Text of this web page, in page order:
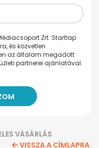
Zrt. Startlap
és közvetlen
az általam megadott
partnerei ajánlatával.
VÁSÁRLÁS
VISSZA A CÍMLAPRA